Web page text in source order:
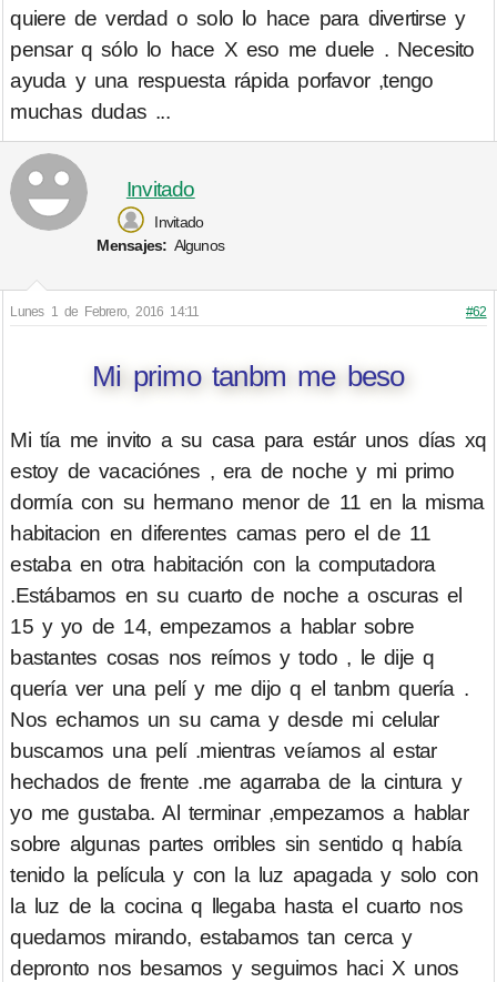
quiere de verdad o solo lo hace para divertirse y
pensar q sólo lo hace X eso me duele . Necesito
ayuda y una respuesta rápida porfavor ,tengo
muchas dudas ...
Invitado
Invitado
Mensajes: Algunos
Lunes 1 de Febrero, 2016 14:11 #62
Mi primo tanbm me beso
Mi tía me invito a su casa para estár unos días xq
estoy de vacaciónes , era de noche y mi primo
dormía con su hermano menor de 11 en la misma
habitacion en diferentes camas pero el de 11
estaba en otra habitación con la computadora
.Estábamos en su cuarto de noche a oscuras el
15 y yo de 14, empezamos a hablar sobre
bastantes cosas nos reímos y todo , le dije q
quería ver una pelí y me dijo q el tanbm quería .
Nos echamos un su cama y desde mi celular
buscamos una pelí .mientras veíamos al estar
hechados de frente .me agarraba de la cintura y
yo me gustaba. Al terminar ,empezamos a hablar
sobre algunas partes orribles sin sentido q había
tenido la película y con la luz apagada y solo con
la luz de la cocina q llegaba hasta el cuarto nos
quedamos mirando, estabamos tan cerca y
depronto nos besamos y seguimos haci X unos